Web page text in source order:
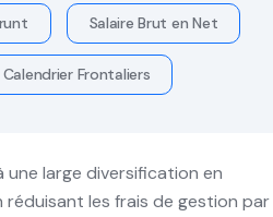
Salaire Brut en Net
Calendrier Frontaliers
large diversification en
les frais de gestion par